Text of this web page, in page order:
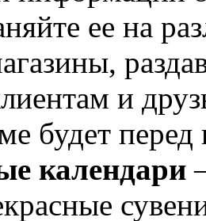
ее на
и
будет перед
календари